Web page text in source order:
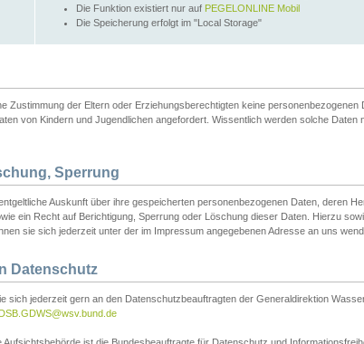
Die Funktion existiert nur auf PEGELONLINE Mobil
Die Speicherung erfolgt im "Local Storage"
Zustimmung der Eltern oder Erziehungsberechtigten keine personenbezogenen
von Kindern und Jugendlichen angefordert. Wissentlich werden solche Daten
Sperrung
Auskunft über ihre gespeicherten personenbezogenen Daten, deren
ein Recht auf Berichtigung, Sperrung oder Löschung dieser Daten. Hierzu
sie sich jederzeit unter der im Impressum angegebenen Adresse an uns
Datenschutz
sich jederzeit gern an den Datenschutzbeauftragten der Generaldirektion
DSB.GDWS@wsv.bund.de